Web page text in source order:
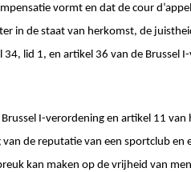
vormt en dat de cour
in de staat van herkomst, de
lid 1, en artikel 36 van de Brussel
I-verordening en artikel 11 van
de reputatie van een sportclub en
kan maken op de vrijheid van